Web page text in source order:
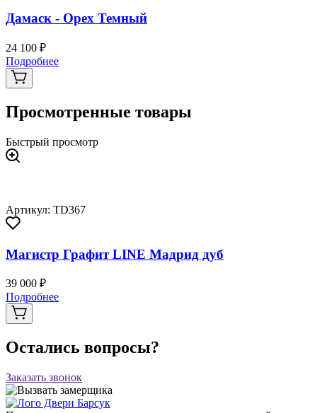
Дамаск - Орех Темный
24 100 ₽
Подробнее
Просмотренные товары
Быстрый просмотр
Артикул: TD367
Магистр Графит LINE Мадрид дуб
39 000 ₽
Подробнее
Остались вопросы?
Заказать звонок